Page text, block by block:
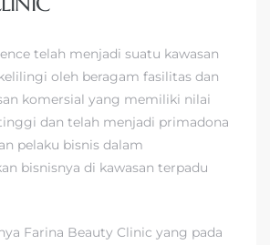
telah menjadi suatu kawasan
oleh beragam fasilitas dan
komersial yang memiliki nilai
dan telah menjadi primadona
pelaku bisnis dalam
bisnisnya di kawasan terpadu
Farina Beauty Clinic yang pada